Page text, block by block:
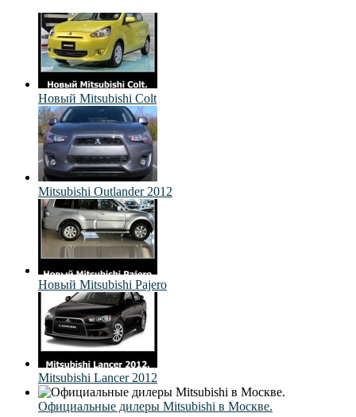
Новый Mitsubishi Colt
Mitsubishi Outlander 2012
Новый Mitsubishi Pajero
Mitsubishi Lancer 2012
Официальные дилеры Mitsubishi в Москве.